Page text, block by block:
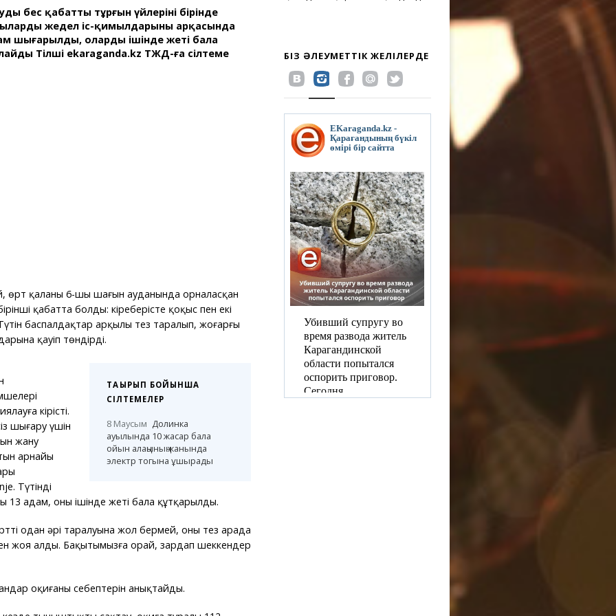
бес қабатты тұрғын үйлерінің бірінде
жедел іс-қимылдарының арқасында
шығарылды, олардың ішінде жеті бала
Тілші ekaraganda.kz ТЖД-ға сілтеме
өрт қаланың 6-шы шағын ауданында орналасқан
қабатта болды: кіреберісте қоқыс пен екі
баспалдақтар арқылы тез таралып, жоғарғы
қауіп төндірді.
ТАҚЫРЫП БОЙЫНША
СІЛТЕМЕЛЕР
8 Маусым Долинка
ауылында 10 жасар бала
ойын алаңының жанында
электр тогына ұшырады
кірісті.
шығару үшін
жану
арнайы
Түтінді
13 адам, оның ішінде жеті бала құтқарылды.
одан әрі таралуына жол бермей, оны тез арада
жоя алды. Бақытымызға орай, зардап шеккендер
оқиғаның себептерін анықтайды.
БІЗ ӘЛЕУМЕТТІК ЖЕЛІЛЕРДЕ
EKaraganda.kz -
Қарағандының бүкіл
өмірі бір сайтта